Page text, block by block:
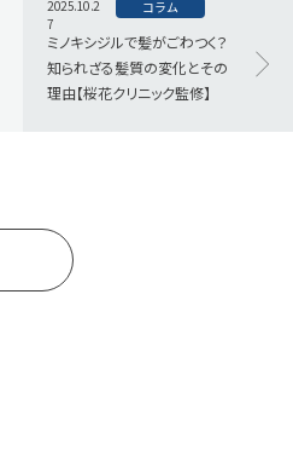
2025.10.2
7
コラム
ミノキシジルで髪がごわつく？
知られざる髪質の変化とその
理由【桜花クリニック監修】